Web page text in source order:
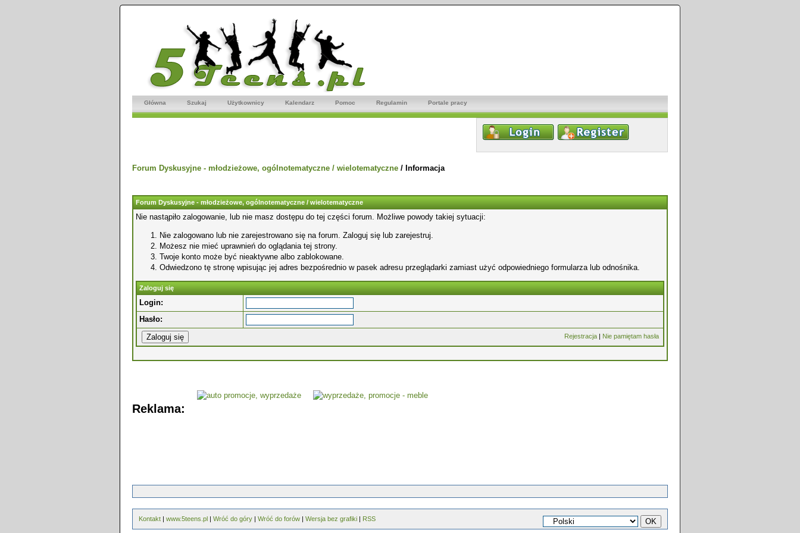
Główna Szukaj Użytkownicy Kalendarz Pomoc Regulamin Portale pracy
Forum Dyskusyjne - młodzieżowe, ogólnotematyczne / wielotematyczne / Informacja
Forum Dyskusyjne - młodzieżowe, ogólnotematyczne / wielotematyczne
Nie nastąpiło zalogowanie, lub nie masz dostępu do tej części forum. Możliwe powody takiej sytuacji:
Nie zalogowano lub nie zarejestrowano się na forum. Zaloguj się lub zarejestruj.
Możesz nie mieć uprawnień do oglądania tej strony.
Twoje konto może być nieaktywne albo zablokowane.
Odwiedzono tę stronę wpisując jej adres bezpośrednio w pasek adresu przeglądarki zamiast użyć odpowiedniego formularza lub odnośnika.
Zaloguj się
Login:
Hasło:
Rejestracja | Nie pamiętam hasła
Reklama:
Kontakt | www.5teens.pl | Wróć do góry | Wróć do forów | Wersja bez grafiki | RSS